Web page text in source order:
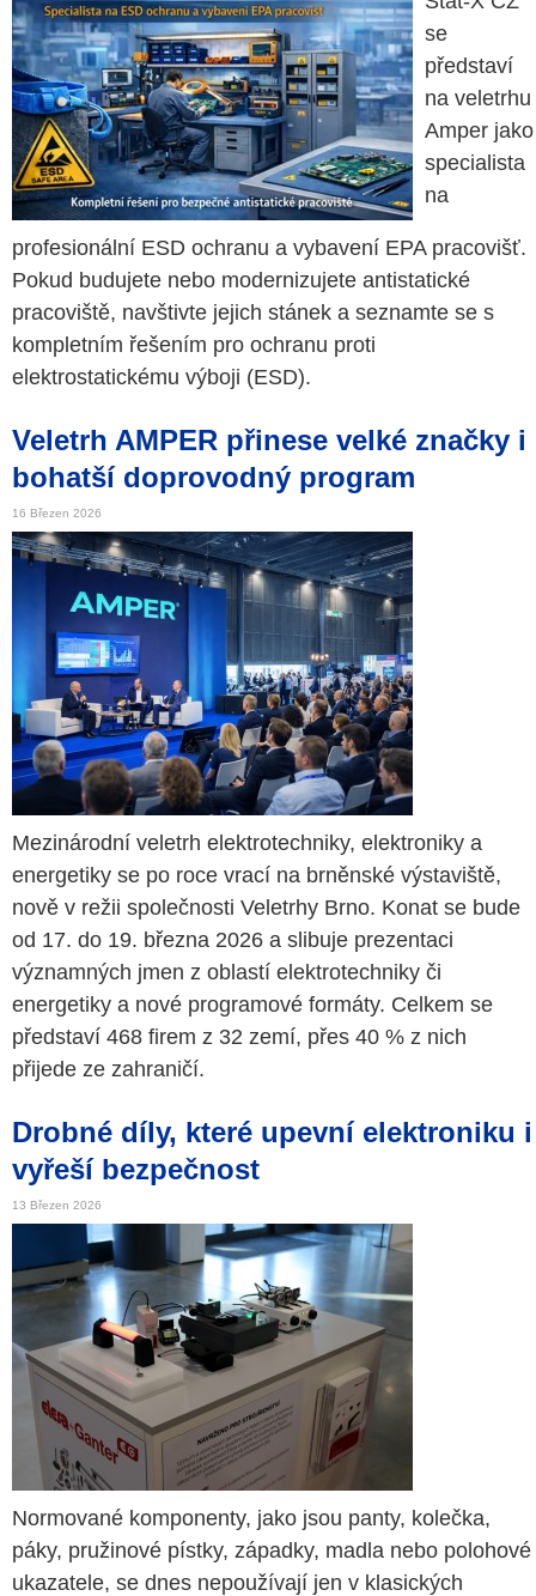
se
představí
na veletrhu
Amper jako
specialista
na
profesionální ESD ochranu a vybavení EPA pracovišť.
Pokud budujete nebo modernizujete antistatické
pracoviště, navštivte jejich stánek a seznamte se s
kompletním řešením pro ochranu proti
elektrostatickému výboji (ESD).
Veletrh AMPER přinese velké značky i
bohatší doprovodný program
16 Březen 2026
Mezinárodní veletrh elektrotechniky, elektroniky a
energetiky se po roce vrací na brněnské výstaviště,
nově v režii společnosti Veletrhy Brno. Konat se bude
od 17. do 19. března 2026 a slibuje prezentaci
významných jmen z oblastí elektrotechniky či
energetiky a nové programové formáty. Celkem se
představí 468 firem z 32 zemí, přes 40 % z nich
přijede ze zahraničí.
Drobné díly, které upevní elektroniku i
vyřeší bezpečnost
13 Březen 2026
Normované komponenty, jako jsou panty, kolečka,
páky, pružinové pístky, západky, madla nebo polohové
ukazatele, se dnes nepoužívají jen v klasických